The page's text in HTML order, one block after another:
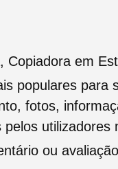
Copiadora em
populares para
fotos,
utilizadores
ou